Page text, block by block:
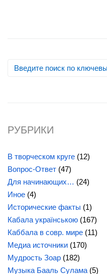
РУБРИКИ
В творческом круге (12)
Вопрос-Ответ (47)
Для начинающих… (24)
Иное (4)
Исторические факты (1)
Кабала українською (167)
Каббала в совр. мире (11)
Медиа источники (170)
Мудрость Зоар (182)
Музыка Бааль Сулама (5)